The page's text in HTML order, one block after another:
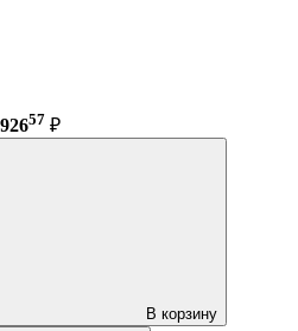
57 ₽
В корзину